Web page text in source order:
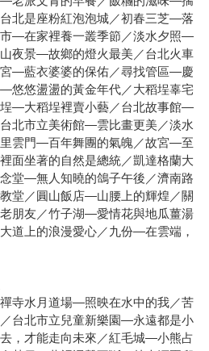
北是座粉紅泡泡城／初春三芝—落
—在家裡養一叢季節／淡水夕照—
夜景—故鄉的燈火最美／台北火車
—藍衣婆婆的保佑／尋找管區—慶
悠悠盪盪的黃金年代／大稻埕辜宅
—大稻埕裡賣小藝／台北故事館—
北市立美術館—雲比畫更美／淡水
雲門—百年舞團的氣魄／故宮—至
面坐著的自然是總統／凱達格蘭大
堂—無人知曉的鴿子午後／濟南路
堂／圓山飯店—山腰上的輝煌／關
朋友／竹子湖—愛情花與地瓜薑湯
道上的浪漫愛心／九份—在雲端，
寺水月道場—照映在水中的我／苦
台北市立兒童新樂園—永遠都是小
，才能走向未來／紅毛城—小熊占